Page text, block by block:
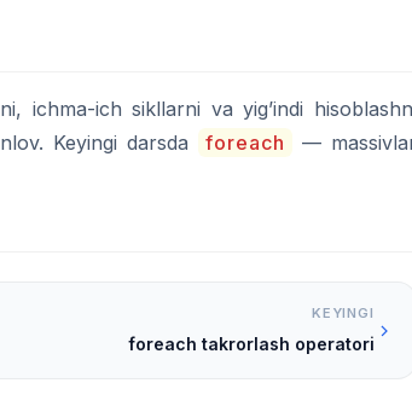
ichma-ich sikllarni va yig’indi
Keyingi darsda foreach
—
KEYINGI
foreach takrorlash operatori